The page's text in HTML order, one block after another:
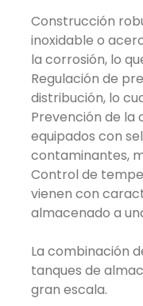
Construcción
inoxidable o
la corrosión, lo
Regulación de
distribución, lo
Prevención de la
equipados con
contaminantes,
Control de
vienen con
almacenado a
La combinación
tanques de
gran escala.